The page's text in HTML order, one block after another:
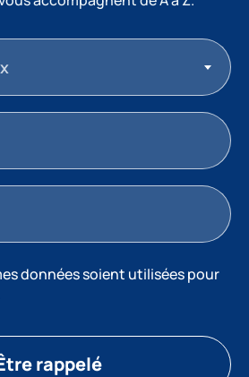
données soient utilisées pour
rappelé